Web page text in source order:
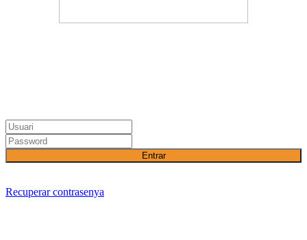
Entrar
Recuperar contrasenya